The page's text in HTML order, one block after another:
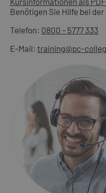
Benötigen Sie Hilfe bei
Telefon: 0800 - 5777 333
E-Mail: training@pc-